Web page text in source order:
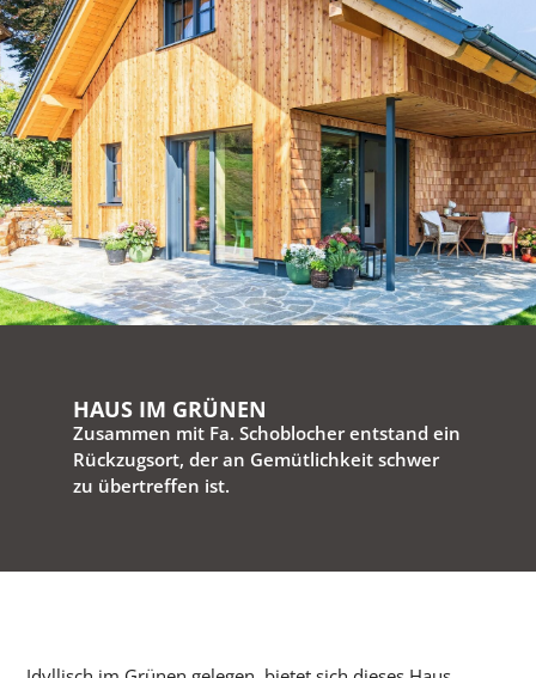
HAUS IM GRÜNEN
Zusammen mit Fa. Schoblocher entstand ein
Rückzugsort, der an Gemütlichkeit schwer
zu übertreffen ist.